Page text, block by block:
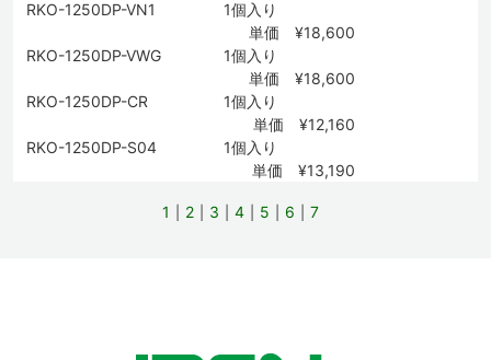
RKO-1250DP-VN1
1個入り
単価 ¥18,600
RKO-1250DP-VWG
1個入り
単価 ¥18,600
RKO-1250DP-CR
1個入り
単価 ¥12,160
RKO-1250DP-S04
1個入り
単価 ¥13,190
1 2 3 4 5 6 7